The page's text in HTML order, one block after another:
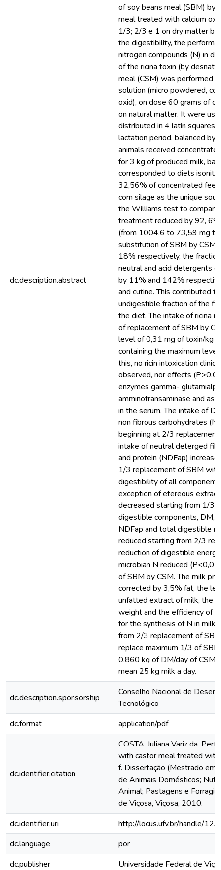
dc.description.abstract
of soy beans meal (SBM) by
meal treated with calcium
1/3; 2/3 e 1 on dry matter
the digestibility, the
nitrogen compounds (N) in
of the ricina toxin (by
meal (CSM) was performed
solution (micro powdered,
oxid), on dose 60 grams of
on natural matter. It were
distributed in 4 latin squares
lactation period, balanced by
animals received
for 3 kg of produced milk,
corresponded to diets
32,56% of concentrated
corn silage as the unique
the Williams test to compare
treatment reduced by 92,
(from 1004,6 to 73,59 mg
substitution of SBM by
18% respectively, the
neutral and acid detergents
by 11% and 142%
and cutine. This contributed
undigestible fraction of the
the diet. The intake of ricina
of replacement of SBM by
level of 0,31 mg of toxin/kg
containing the maximum
this, no ricin intoxication
observed, nor effects
enzymes gamma-
amminotransaminase and
in the serum. The intake of
non fibrous carbohydrates
beginning at 2/3
intake of neutral deterged
and protein (NDFap)
1/3 replacement of SBM
digestibility of all
exception of etereous
decreased starting from 1/3
digestible components, DM,
NDFap and total digestible
reduced starting from 2/3
reduction of digestible
microbian N reduced
of SBM by CSM. The milk
corrected by 3,5% fat, the
unfatted extract of milk, the
weight and the efficiency of
for the synthesis of N in milk
from 2/3 replacement of
replace maximum 1/3 of
0,860 kg of DM/day of
mean 25 kg milk a day.
dc.description.sponsorship
Conselho Nacional de
Tecnológico
dc.format
application/pdf
dc.identifier.citation
COSTA, Juliana Variz da.
with castor meal treated
f. Dissertação (Mestrado em
de Animais Domésticos;
Animal; Pastagens e
de Viçosa, Viçosa, 2010.
dc.identifier.uri
http://locus.ufv.br/handle/
dc.language
por
dc.publisher
Universidade Federal de